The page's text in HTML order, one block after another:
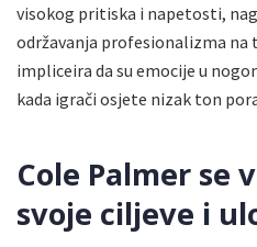
visokog pritiska i napetosti,
održavanja profesionalizma na
impliceira da su emocije u
kada igrači osjete nizak ton
Cole Palmer se
svoje ciljeve i